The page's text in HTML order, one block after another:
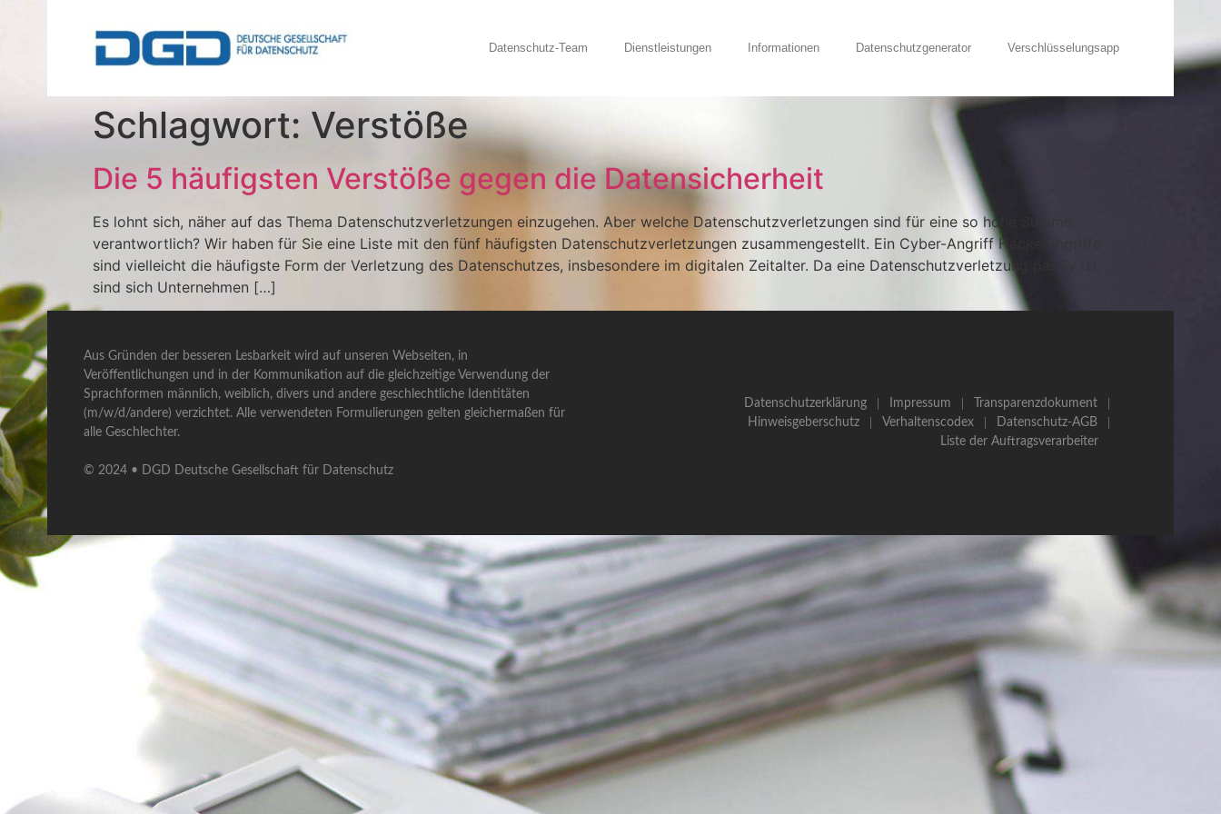
Datenschutz-Team Dienstleistungen Informationen Datenschutzgenerator Verschlüsselungsapp
Schlagwort: Verstöße
Die 5 häufigsten Verstöße gegen die Datensicherheit
Es lohnt sich, näher auf das Thema Datenschutzverletzungen einzugehen. Aber welche Datenschutzverletzungen sind für eine so hohe Summe
verantwortlich? Wir haben für Sie eine Liste mit den fünf häufigsten Datenschutzverletzungen zusammengestellt. Ein Cyber-Angriff Hackerangriffe
sind vielleicht die häufigste Form der Verletzung des Datenschutzes, insbesondere im digitalen Zeitalter. Da eine Datenschutzverletzung passiv ist,
sind sich Unternehmen […]
Aus Gründen der besseren Lesbarkeit wird auf unseren Webseiten, in
Veröffentlichungen und in der Kommunikation auf die gleichzeitige Verwendung der
Sprachformen männlich, weiblich, divers und andere geschlechtliche Identitäten
(m/w/d/andere) verzichtet. Alle verwendeten Formulierungen gelten gleichermaßen für
alle Geschlechter.
© 2024 • DGD Deutsche Gesellschaft für Datenschutz
Datenschutzerklärung Impressum
Transparenzdokument
Hinweisgeberschutz
Verhaltenscodex
Datenschutz-AGB
Liste der Auftragsverarbeiter